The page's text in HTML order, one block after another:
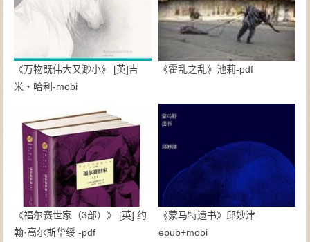
《万物既伟大又渺小》 [英]吉
米・哈利-mobi
《霍乱之乱》池莉-pdf
《福尔赛世家（3部）》 [英] 约
翰·高尔斯华绥 -pdf
《蒙马特遗书》邱妙津-
epub+mobi